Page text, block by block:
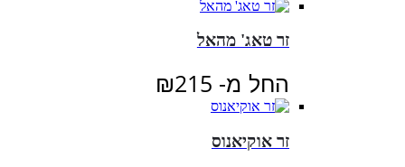
זר טאג' מהאל
החל מ- ₪215
זר אוקיאנוס